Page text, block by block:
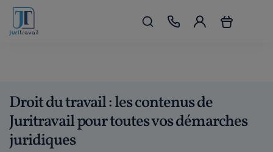
Droit du travail : les contenus de
Juritravail pour toutes vos démarches
juridiques